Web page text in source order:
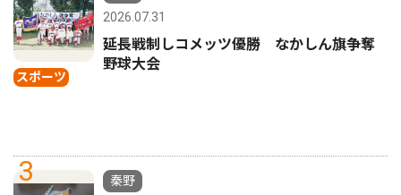
スポーツ
2026.07.31
延長戦制しコメッツ優勝 なかしん旗争奪
野球大会
3
秦野